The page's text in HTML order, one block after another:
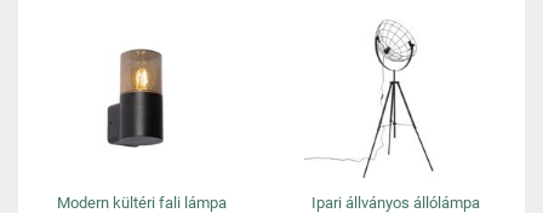
Modern kültéri fali lámpa
Ipari állványos állólámpa